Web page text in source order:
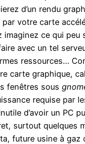
d’un rendu
par votre carte
imaginez ce qui peu
avec un tel
ressources…
carte graphique,
fenêtres sous
requise par
d’avoir un PC
surtout quelques
future usine à